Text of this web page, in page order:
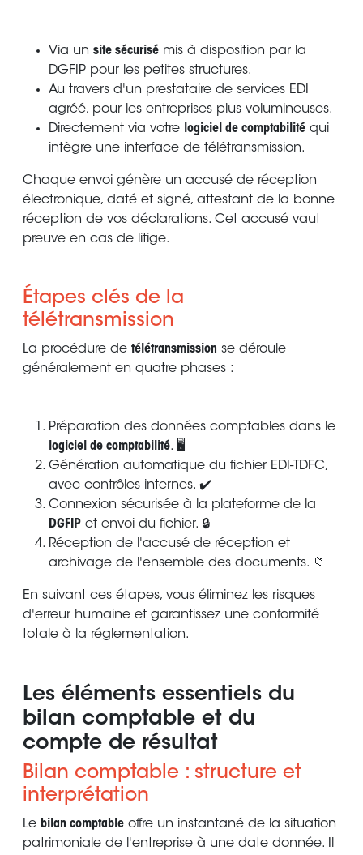
Via un site sécurisé mis à disposition par la
DGFIP pour les petites structures.
Au travers d'un prestataire de services EDI
agréé, pour les entreprises plus volumineuses.
Directement via votre logiciel de comptabilité qui
intègre une interface de télétransmission.
Chaque envoi génère un accusé de réception
électronique, daté et signé, attestant de la bonne
réception de vos déclarations. Cet accusé vaut
preuve en cas de litige.
Étapes clés de la
télétransmission
La procédure de télétransmission se déroule
généralement en quatre phases :
Préparation des données comptables dans le
logiciel de comptabilité. 🖥️
Génération automatique du fichier EDI-TDFC,
avec contrôles internes. ✔️
Connexion sécurisée à la plateforme de la
DGFIP et envoi du fichier. 🔒
Réception de l'accusé de réception et
archivage de l'ensemble des documents. 📁
En suivant ces étapes, vous éliminez les risques
d'erreur humaine et garantissez une conformité
totale à la réglementation.
Les éléments essentiels du
bilan comptable et du
compte de résultat
Bilan comptable : structure et
interprétation
Le bilan comptable offre un instantané de la situation
patrimoniale de l'entreprise à une date donnée. Il